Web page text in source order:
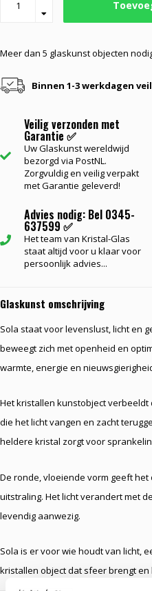
Meer dan 5 glaskunst objecten
Binnen 1-3 werkdagen
Veilig verzonden met
Garantie ✅
Uw Glaskunst wereldwijd
bezorgd via PostNL.
Zorgvuldig en veilig verpakt
met Garantie geleverd!
Advies nodig: Bel 0345-
637599 ✅
Het team van Kristal-Glas
staat altijd voor u klaar voor
persoonlijk advies...
Glaskunst omschrijving
Sola staat voor levenslust, licht en
beweegt zich met openheid en
warmte, energie en
Het kristallen kunstobject
die het licht vangen en zacht
heldere kristal zorgt voor
De ronde, vloeiende vorm geeft
uitstraling. Het licht verandert met
levendig aanwezig.
Sola is er voor wie houdt van licht,
kristallen object dat sfeer brengt